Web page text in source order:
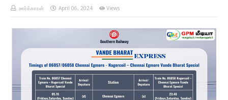
ஊர்க்காரன் April 06, 2024 Views